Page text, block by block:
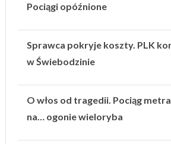
Pociągi opóźnione
Sprawca pokryje koszty. PLK
w Świebodzinie
O włos od tragedii. Pociąg
na… ogonie wieloryba